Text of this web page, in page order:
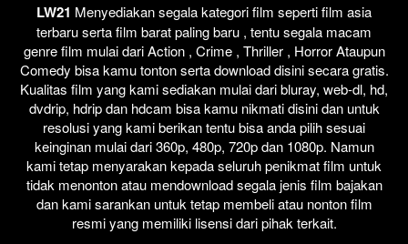
LW21 Menyediakan segala kategori film seperti film asia
terbaru serta film barat paling baru , tentu segala macam
genre film mulai dari Action , Crime , Thriller , Horror Ataupun
Comedy bisa kamu tonton serta download disini secara gratis.
Kualitas film yang kami sediakan mulai dari bluray, web-dl, hd,
dvdrip, hdrip dan hdcam bisa kamu nikmati disini dan untuk
resolusi yang kami berikan tentu bisa anda pilih sesuai
keinginan mulai dari 360p, 480p, 720p dan 1080p. Namun
kami tetap menyarakan kepada seluruh penikmat film untuk
tidak menonton atau mendownload segala jenis film bajakan
dan kami sarankan untuk tetap membeli atau nonton film
resmi yang memiliki lisensi dari pihak terkait.